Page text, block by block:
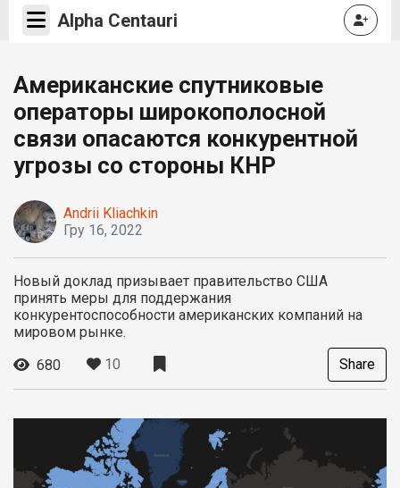
Alpha Centauri
Американские спутниковые
операторы широкополосной
связи опасаются конкурентной
угрозы со стороны КНР
Andrii Kliachkin
Гру 16, 2022
Новый доклад призывает правительство США
принять меры для поддержания
конкурентоспособности американских компаний на
мировом рынке.
680
10 Share